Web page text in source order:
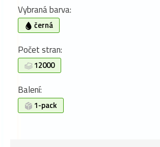
Vybraná barva:
černá
Počet stran:
12000
Balení:
1-pack